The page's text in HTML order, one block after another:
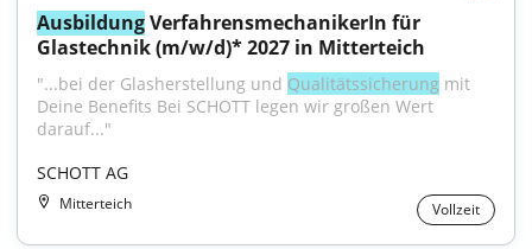
Ausbildung VerfahrensmechanikerIn für
Glastechnik (m/w/d)* 2027 in Mitterteich
"...bei der Glasherstellung und Qualitätssicherung mit
Deine Benefits Bei SCHOTT legen wir großen Wert
darauf..."
SCHOTT AG
Mitterteich Vollzeit